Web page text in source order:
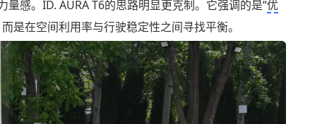
感。ID. AURA T6的思路明显更克制。它强调的是“优
是在空间利用率与行驶稳定性之间寻找平衡。